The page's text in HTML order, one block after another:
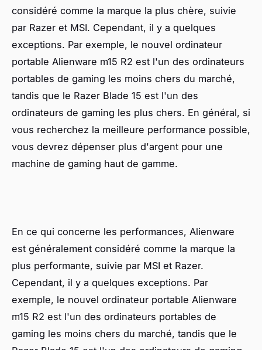
considéré comme la marque la plus chère, suivie
par Razer et MSI. Cependant, il y a quelques
exceptions. Par exemple, le nouvel ordinateur
portable Alienware m15 R2 est l'un des ordinateurs
portables de gaming les moins chers du marché,
tandis que le Razer Blade 15 est l'un des
ordinateurs de gaming les plus chers. En général, si
vous recherchez la meilleure performance possible,
vous devrez dépenser plus d'argent pour une
machine de gaming haut de gamme.
En ce qui concerne les performances, Alienware
est généralement considéré comme la marque la
plus performante, suivie par MSI et Razer.
Cependant, il y a quelques exceptions. Par
exemple, le nouvel ordinateur portable Alienware
m15 R2 est l'un des ordinateurs portables de
gaming les moins chers du marché, tandis que le